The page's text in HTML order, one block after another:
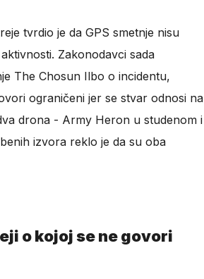
tvrdio je da GPS smetnje nisu
Zakonodavci sada
The Chosun Ilbo o incidentu,
ograničeni jer se stvar odnosi na
drona - Army Heron u studenom i
izvora reklo je da su oba
o kojoj se ne govori